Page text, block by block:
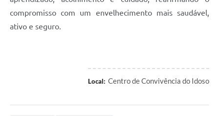
compromisso com um envelhecimento mais saudável,
ativo e seguro.
Local: Centro de Convivência do Idoso